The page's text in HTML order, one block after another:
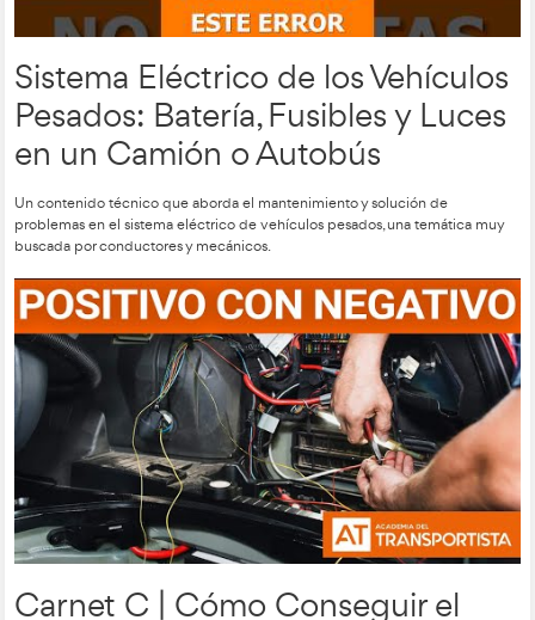
5 Preguntas del Examen
Camión En Las Que Casi
Mundo Falla. ¡Descúbrelas
Un contenido educativo que ha ayudado a miles de
examen de camión. El vídeo identifica las preguntas más
ofrece estrategias para responderlas correctamente.